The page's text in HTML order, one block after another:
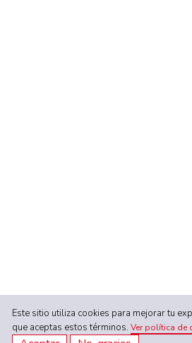
Este sitio utiliza cookies para mejorar tu
que aceptas estos términos.Ver política de